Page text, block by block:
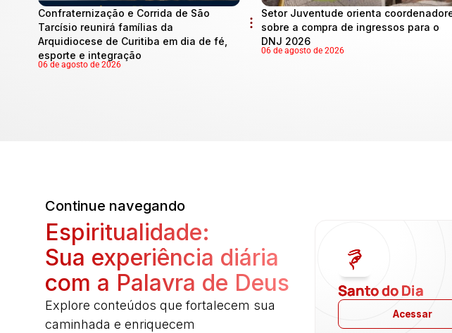
Confraternização e Corrida de São
Tarcísio reunirá famílias da
Arquidiocese de Curitiba em dia de fé,
esporte e integração
06 de agosto de 2026
Setor Juventude orienta
sobre a compra de ingressos para o
DNJ 2026
06 de agosto de 2026
Continue navegando
Espiritualidade:
Sua experiência diária
com a Palavra de Deus
Explore conteúdos que fortalecem sua
caminhada e enriquecem
Santo do Dia
Acessar